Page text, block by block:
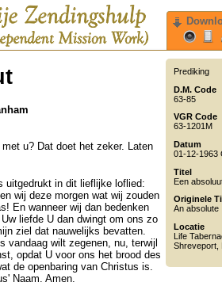
Prediking
D.M. Code
63-85
VGR Code
63-1201M
Datum
01-12-1963
Titel
Een
Originele
An absolute
Locatie
Life
Shreveport
u? Dat doet het zeker. Laten
uitgedrukt in dit lieflijke loflied:
wij deze morgen wat wij zouden
En wanneer wij dan bedenken
liefde U dan dwingt om ons zo
ziel dat nauwelijks bevatten.
vandaag wilt zegenen, nu, terwijl
opdat U voor ons het brood des
de openbaring van Christus is.
Naam. Amen.